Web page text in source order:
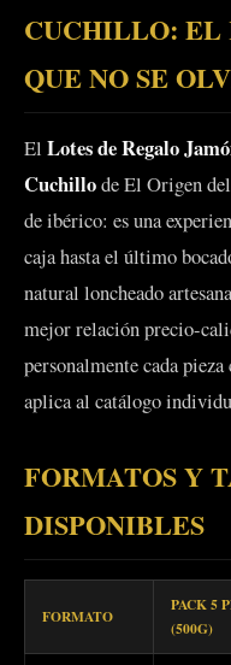
CUCHILLO: EL
QUE NO SE
El Lotes de Regalo
Cuchillode El Origen
de ibérico: es una
caja hasta el último
natural loncheado
mejor relación precio-
personalmente cada
aplica al catálogo
FORMATOS Y
DISPONIBLES
FORMATO
PACK 5
(500G)